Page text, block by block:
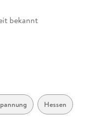
bekannt
Hessen